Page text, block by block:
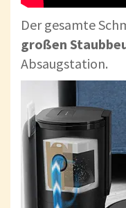
Der gesamte
großen
Absaugstation.